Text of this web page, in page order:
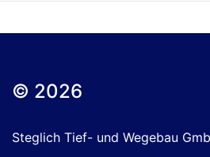
© 2026
Steglich Tief- und Wegebau